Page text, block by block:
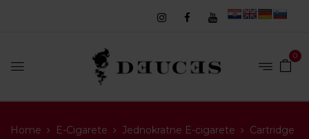
0
Home E-Cigarete Jednokratne E-cigarete
Cartridge